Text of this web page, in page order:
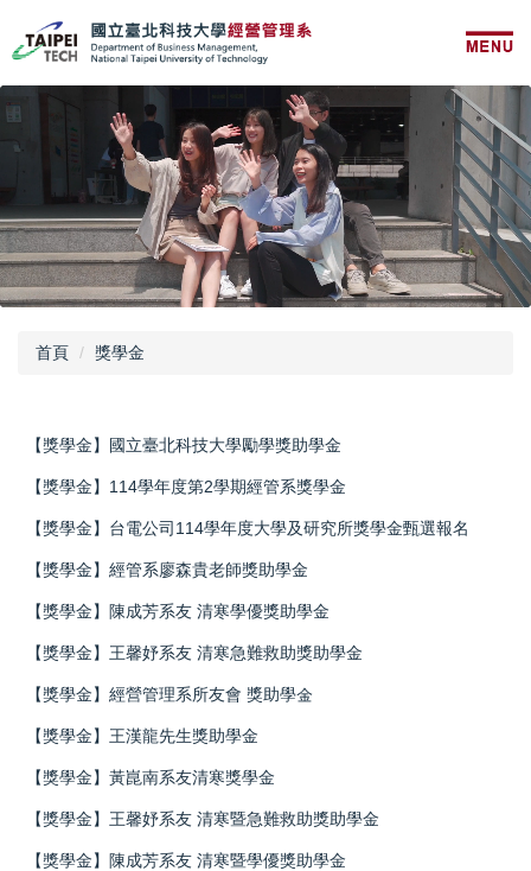
到
主
要
內
容
首頁 獎學金
【獎學金】國立臺北科技大學勵學獎助學金
【獎學金】114學年度第2學期經管系獎學金
【獎學金】台電公司114學年度大學及研究所獎學金甄選報名
【獎學金】經管系廖森貴老師獎助學金
【獎學金】陳成芳系友 清寒學優獎助學金
【獎學金】王馨妤系友 清寒急難救助獎助學金
【獎學金】經營管理系所友會 獎助學金
【獎學金】王漢龍先生獎助學金
【獎學金】黃崑南系友清寒獎學金
【獎學金】王馨妤系友 清寒暨急難救助獎助學金
【獎學金】陳成芳系友 清寒暨學優獎助學金